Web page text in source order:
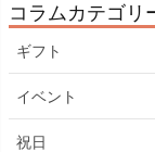
コラムカテゴリ
ギフト
イベント
祝日